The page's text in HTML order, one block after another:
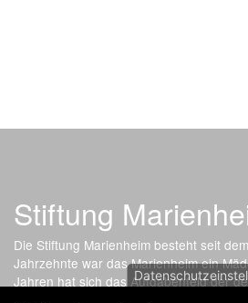
Stiftung
Die Stiftung Marienheim besteht seit
Jahrzehnte war das Marienheim ein
Jahren hat sich das Aufgabenfeld der